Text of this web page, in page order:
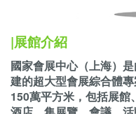
|展館介紹
國家會展中心（上海）
建的超大型會展綜合體
150萬平方米，包括展館